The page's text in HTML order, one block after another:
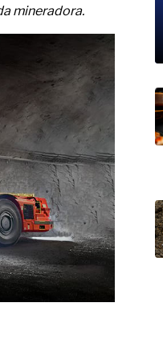
mineradora.